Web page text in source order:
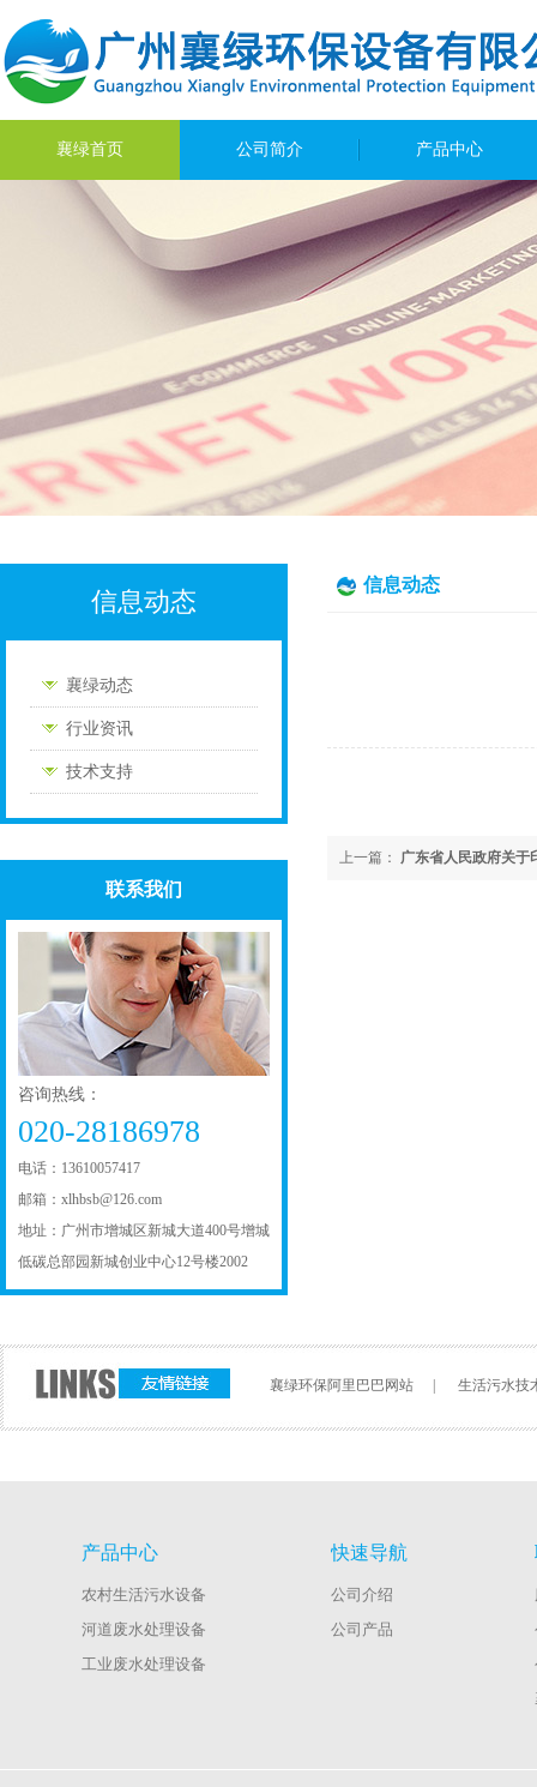
襄绿首页 公司简介 产品中心
信息动态
襄绿动态
行业资讯
技术支持
联系我们
咨询热线：
020-28186978
电话：13610057417
邮箱：xlhbsb@126.com
地址：广州市增城区新城大道400号增城
低碳总部园新城创业中心12号楼2002
信息动态
上一篇： 广东省人民政府关于
襄绿环保阿里巴巴网站 生活污水技
产品中心
农村生活污水设备
河道废水处理设备
工业废水处理设备
快速导航
公司介绍
公司产品